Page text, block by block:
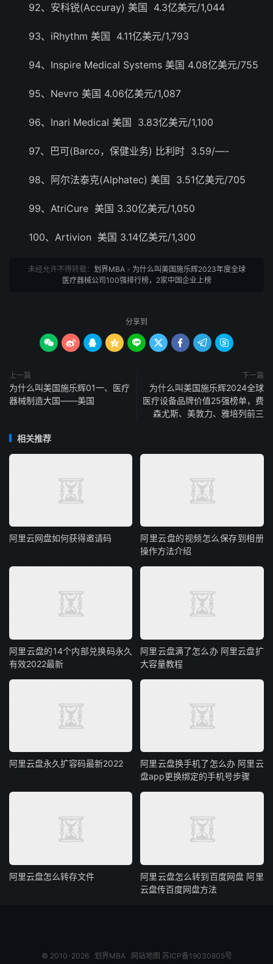
92、安科锐(Accuray) 美国 4.3亿美元/1,044
93、iRhythm 美国 4.11亿美元/1,793
94、Inspire Medical Systems 美国 4.08亿美元/755
95、Nevro 美国 4.06亿美元/1,087
96、Inari Medical 美国 3.83亿美元/1,100
97、巴可(Barco，保健业务) 比利时 3.59/—-
98、阿尔法泰克(Alphatec) 美国 3.51亿美元/705
99、AtriCure 美国 3.30亿美元/1,050
100、Artivion 美国 3.14亿美元/1,300
未经允许不得转载： 划界MBA» 为什么叫美国施乐辉2023年度全球
医疗器械公司100强排行榜，2家中国企业上榜
分享到
        
上一篇
为什么叫美国施乐辉01一、医疗
器械制造大国——美国
下一篇
为什么叫美国施乐辉2024全球
医疗设备品牌价值25强榜单，费
森尤斯、美敦力、雅培列前三
相关推荐
阿里云网盘如何获得邀请码
阿里云盘的视频怎么保存到相册
操作方法介绍
阿里云盘的14个内部兑换码永久
有效2022最新
阿里云盘满了怎么办 阿里云盘扩
大容量教程
阿里云盘永久扩容码最新2022
阿里云盘换手机了怎么办 阿里云
盘app更换绑定的手机号步骤
阿里云盘怎么转存文件
阿里云盘怎么转到百度网盘 阿里
云盘传百度网盘方法
© 2010-2026 划界MBA 网站地图 苏ICP备19030805号